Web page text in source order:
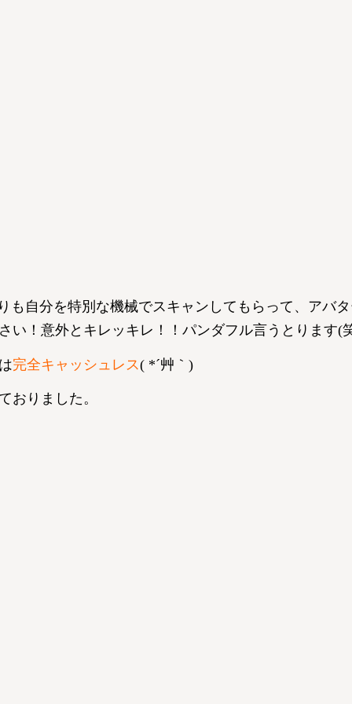
自分を特別な機械でスキャンしてもらって、アバ
い！意外とキレッキレ！！パンダフル言うとります(
完全キャッシュレス( *´艸｀)
おりました。